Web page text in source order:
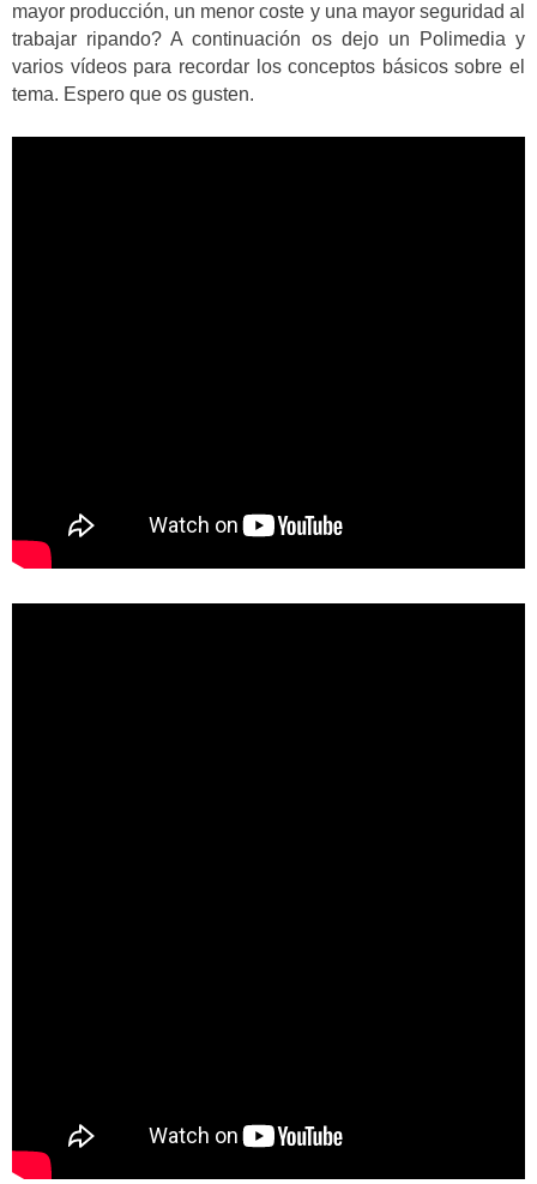
mayor producción, un menor coste y una mayor seguridad al
trabajar ripando? A continuación os dejo un Polimedia y
varios vídeos para recordar los conceptos básicos sobre el
tema. Espero que os gusten.